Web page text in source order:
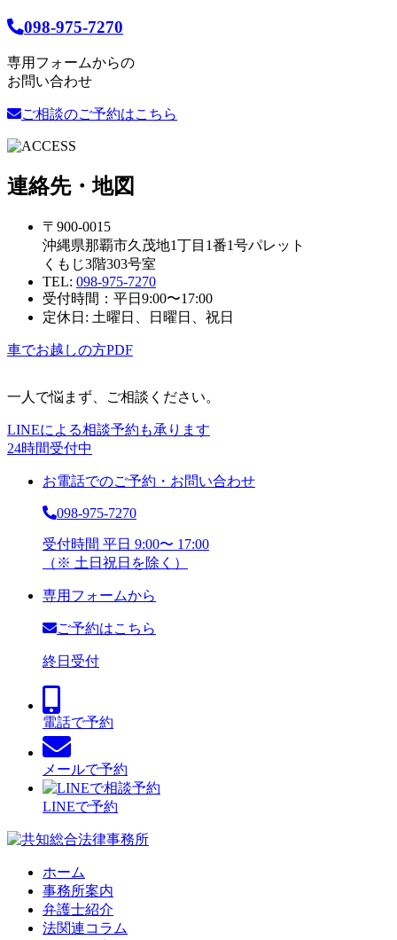
098-975-7270
専用フォームからの
お問い合わせ
ご相談のご予約はこちら
連絡先・地図
〒900-0015
沖縄県那覇市久茂地1丁目1番1号パレット
くもじ3階303号室
TEL: 098-975-7270
受付時間：平日9:00〜17:00
定休日: 土曜日、日曜日、祝日
車でお越しの方PDF
一人で悩まず、ご相談ください。
LINEによる相談予約も承ります
24時間受付中
お電話でのご予約・お問い合わせ
098-975-7270
受付時間 平日 9:00〜 17:00
（※ 土日祝日を除く）
専用フォームから
ご予約はこちら
終日受付
電話で予約
メールで予約
LINEで予約
ホーム
事務所案内
弁護士紹介
法関連コラム